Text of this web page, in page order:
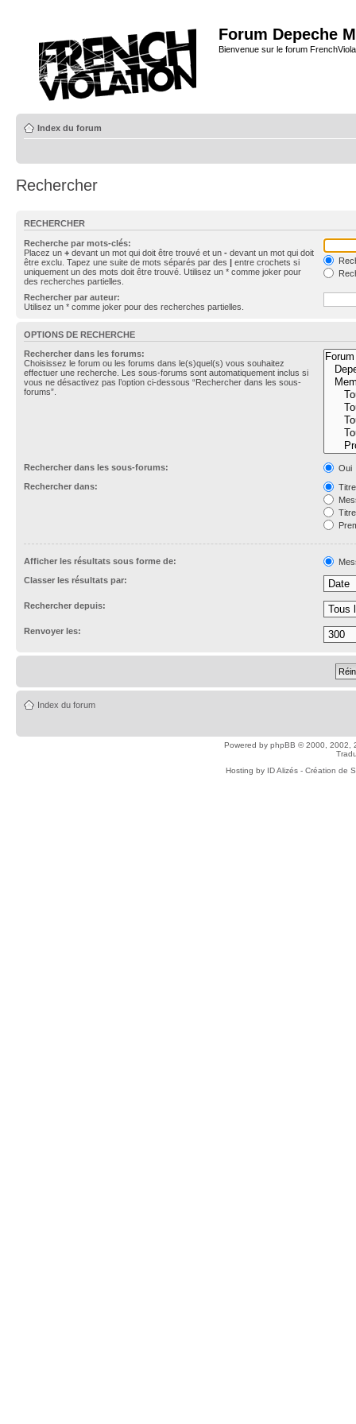
Forum Depeche
Bienvenue sur le forum
Index du forum
Rechercher
RECHERCHER
Recherche par mots-clés:
Placez un + devant un mot qui doit être trouvé et un - devant un mot qui doit
être exclu. Tapez une suite de mots séparés par des | entre crochets si
uniquement un des mots doit être trouvé. Utilisez un * comme joker pour
des recherches partielles.
Rechercher par auteur:
Utilisez un * comme joker pour des recherches partielles.
OPTIONS DE RECHERCHE
Rechercher dans les forums:
Choisissez le forum ou les forums dans le(s)quel(s) vous souhaitez
effectuer une recherche. Les sous-forums sont automatiquement inclus si
vous ne désactivez pas l’option ci-dessous “Rechercher dans les sous-
forums”.
Rechercher dans les sous-forums:
Oui
Rechercher dans:
Afficher les résultats sous forme de:
Classer les résultats par:
Rechercher depuis:
Renvoyer les:
Index du forum
Powered by phpBB © 2000, 2002,
Hosting by ID Alizés - Création de